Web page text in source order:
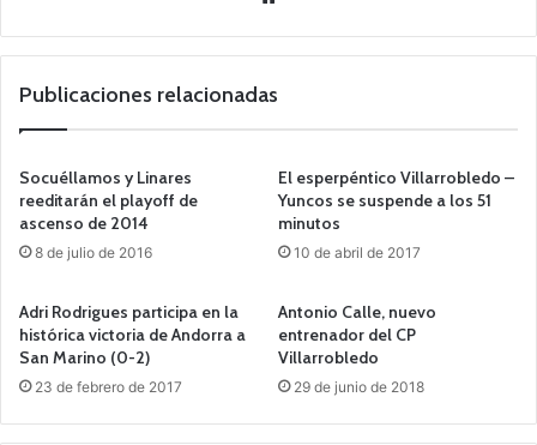
we
Publicaciones relacionadas
Socuéllamos y Linares
reeditarán el playoff de
ascenso de 2014
8 de julio de 2016
El esperpéntico Villarrobledo –
Yuncos se suspende a los 51
minutos
10 de abril de 2017
Adri Rodrigues participa en la
histórica victoria de Andorra a
San Marino (0-2)
23 de febrero de 2017
Antonio Calle, nuevo
entrenador del CP
Villarrobledo
29 de junio de 2018